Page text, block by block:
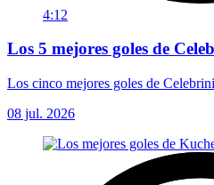
4:12
Los 5 mejores goles de
Los cinco mejores goles de
08 jul. 2026